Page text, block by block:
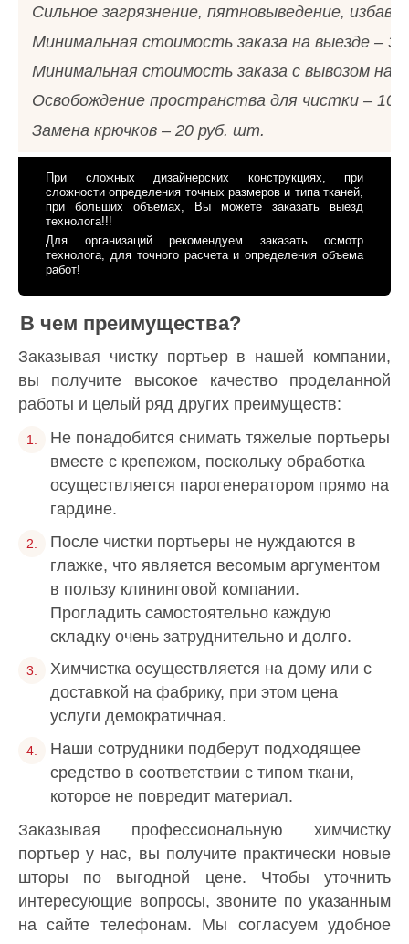
Сильное загрязнение, пятновыведение,
Минимальная стоимость заказа на выезде –
Минимальная стоимость заказа с вывозом на
Освобождение пространства для чистки – 10%
Замена крючков – 20 руб. шт.
При сложных дизайнерских конструкциях, при
сложности определения точных размеров и типа тканей,
при больших объемах, Вы можете заказать выезд
технолога!!!
Для организаций рекомендуем заказать осмотр
технолога, для точного расчета и определения объема
работ!
В чем преимущества?
Заказывая чистку портьер в нашей компании,
вы получите высокое качество проделанной
работы и целый ряд других преимуществ:
Не понадобится снимать тяжелые портьеры
вместе с крепежом, поскольку обработка
осуществляется парогенератором прямо на
гардине.
После чистки портьеры не нуждаются в
глажке, что является весомым аргументом
в пользу клининговой компании.
Прогладить самостоятельно каждую
складку очень затруднительно и долго.
Химчистка осуществляется на дому или с
доставкой на фабрику, при этом цена
услуги демократичная.
Наши сотрудники подберут подходящее
средство в соответствии с типом ткани,
которое не повредит материал.
Заказывая профессиональную химчистку
портьер у нас, вы получите практически новые
шторы по выгодной цене. Чтобы уточнить
интересующие вопросы, звоните по указанным
на сайте телефонам. Мы согласуем удобное